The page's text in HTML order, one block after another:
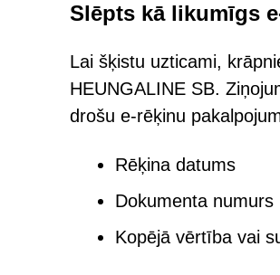
Slēpts kā likumīgs
Lai šķistu uzticami,
HEUNGALINE SB.
drošu e-rēķinu
Rēķina datums
Dokumenta numurs
Kopējā vērtība vai